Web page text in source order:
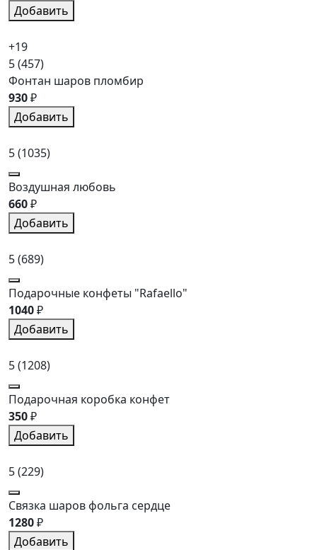
Добавить
+19
5(457)
Фонтан шаров пломбир
930₽
Добавить
5(1035)
Воздушная любовь
660₽
Добавить
5(689)
Подарочные конфеты "Rafaello"
1040₽
Добавить
5(1208)
Подарочная коробка конфет
350₽
Добавить
5(229)
Связка шаров фольга сердце
1280₽
Добавить